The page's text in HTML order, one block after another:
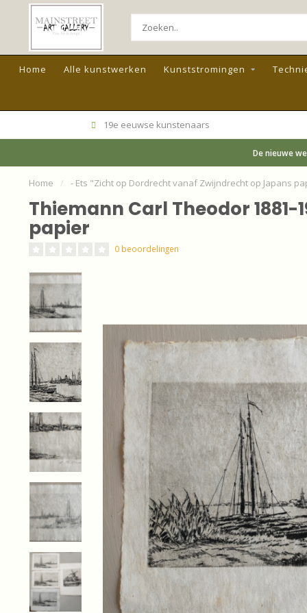
Home Alle kunstwerken Kunststromingen
19e eeuwse kunstenaars
De nieuwe
Home / - Ets "Zicht op Dordrecht vanaf Zwijndrecht op Japans
Thiemann Carl Theodor
papier
0 beoordelingen